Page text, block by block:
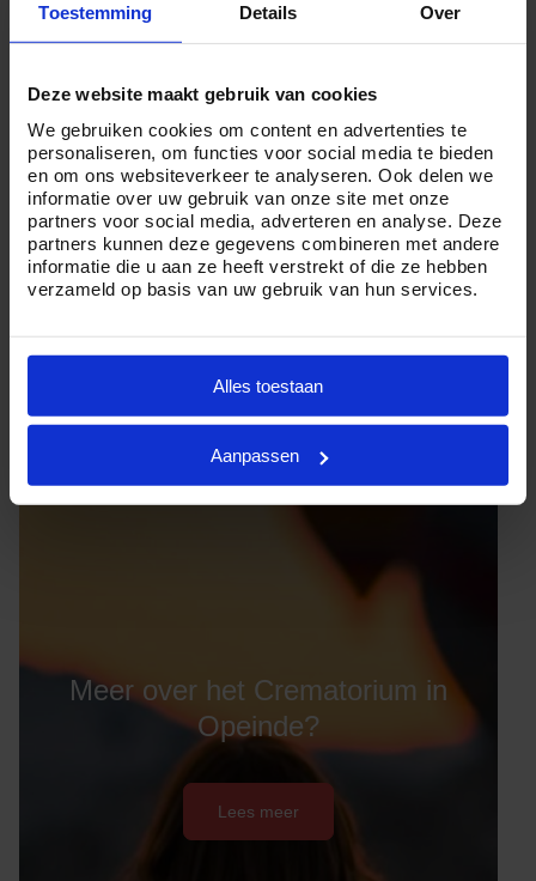
Toestemming Details Over
Deze website maakt gebruik van cookies
We gebruiken cookies om content en advertenties te
personaliseren, om functies voor social media te bieden
en om ons websiteverkeer te analyseren. Ook delen we
informatie over uw gebruik van onze site met onze
partners voor social media, adverteren en analyse. Deze
partners kunnen deze gegevens combineren met andere
informatie die u aan ze heeft verstrekt of die ze hebben
verzameld op basis van uw gebruik van hun services.
Alles toestaan
Aanpassen
professionele uitvaartleiders.
kiest voor een ingetogen of uitgebreide crematie in
Opeinde, Crematorium24 is er voor u. Want wij zijn
ervan overtuigd dat iedereen een persoonlijk en waardig
afscheid verdient.
Heeft uvragenover dekosten van een crematiein
Opeinde of wilt u graag meer informatie ontvangen?
Meer over het Crematorium in
Opeinde?
Lees meer